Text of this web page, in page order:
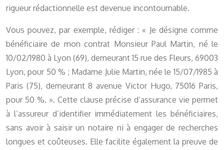
rigueur rédactionnelle est devenue incontournable.
Vous pouvez, par exemple, rédiger : « Je désigne comme
bénéficiaire de mon contrat Monsieur Paul Martin, né le
10/02/1980 à Lyon (69), demeurant 15 rue des Fleurs, 69003
Lyon, pour 50 % ; Madame Julie Martin, née le 15/07/1985 à
Paris (75), demeurant 8 avenue Victor Hugo, 75016 Paris,
pour 50 %. ». Cette clause précise d’assurance vie permet
à l’assureur d’identifier immédiatement les bénéficiaires,
sans avoir à saisir un notaire ni à engager de recherches
longues et coûteuses. Elle facilite également la preuve de